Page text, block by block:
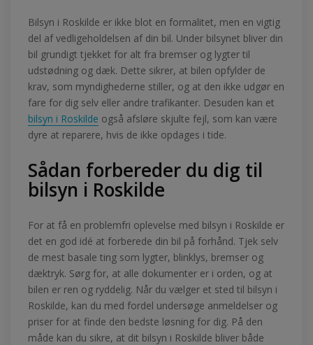
Bilsyn i Roskilde er ikke blot en formalitet, men en vigtig
del af vedligeholdelsen af din bil. Under bilsynet bliver din
bil grundigt tjekket for alt fra bremser og lygter til
udstødning og dæk. Dette sikrer, at bilen opfylder de
krav, som myndighederne stiller, og at den ikke udgør en
fare for dig selv eller andre trafikanter. Desuden kan et
bilsyn i Roskilde også afsløre skjulte fejl, som kan være
dyre at reparere, hvis de ikke opdages i tide.
Sådan forbereder du dig til
bilsyn i Roskilde
For at få en problemfri oplevelse med bilsyn i Roskilde er
det en god idé at forberede din bil på forhånd. Tjek selv
de mest basale ting som lygter, blinklys, bremser og
dæktryk. Sørg for, at alle dokumenter er i orden, og at
bilen er ren og ryddelig. Når du vælger et sted til bilsyn i
Roskilde, kan du med fordel undersøge anmeldelser og
priser for at finde den bedste løsning for dig. På den
måde kan du sikre, at dit bilsyn i Roskilde bliver både